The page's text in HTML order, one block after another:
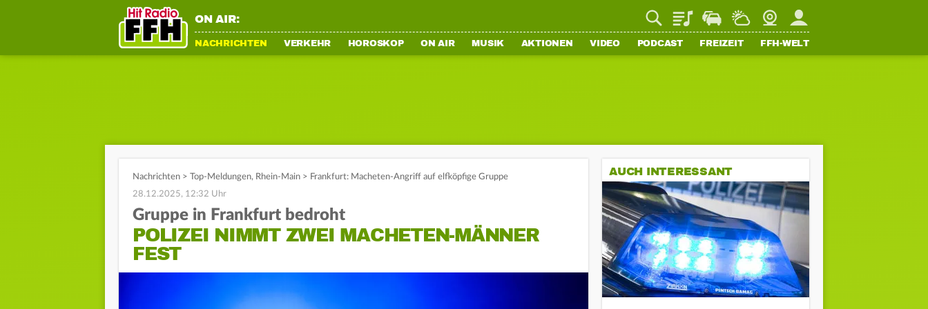
ON AIR: PlaylistStaupilotWetterWebcamMein FFH
NACHRICHTEN VERKEHR HOROSKOP ON AIR MUSIK AKTIONEN VIDEO PODCAST FREIZEIT FFH-WELT
Nachrichten > Top-Meldungen, Rhein-Main > Frankfurt: Macheten-Angriff auf elfköpfige Gruppe
28.12.2025, 12:32 Uhr
Gruppe in Frankfurt bedroht
POLIZEI NIMMT ZWEI MACHETEN-MÄNNER
FEST
AUCH INTERESSANT